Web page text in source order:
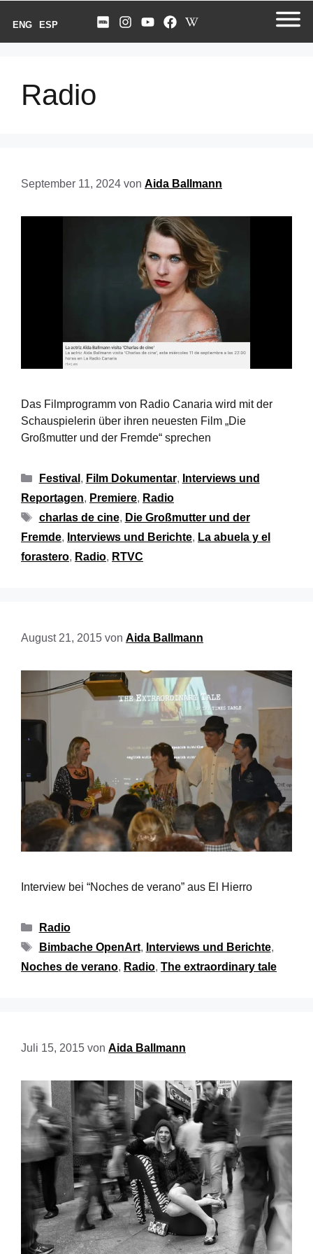
ENG ESP
Radio
September 11, 2024 von Aida Ballmann
Das Filmprogramm von Radio Canaria wird mit der
Schauspielerin über ihren neuesten Film „Die
Großmutter und der Fremde“ sprechen
Festival , Film Dokumentar, Interviews und
Reportagen, Premiere, Radio
charlas de cine, Die Großmutter und der
Fremde, Interviews und Berichte, La abuela y el
forastero, Radio, RTVC
August 21, 2015 von Aida Ballmann
Interview bei “Noches de verano” aus El Hierro
Radio
Bimbache OpenArt, Interviews und Berichte,
Noches de verano, Radio, The extraordinary tale
Juli 15, 2015 von Aida Ballmann